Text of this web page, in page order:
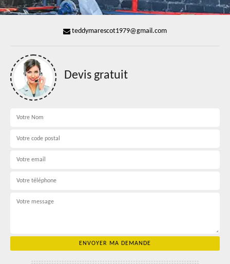
teddymarescot1979@gmail.com
Devis gratuit